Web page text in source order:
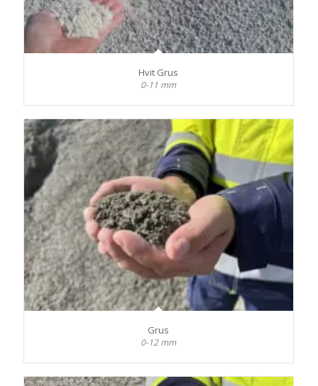
Hvit Grus
0-11 mm
Grus
0-12 mm